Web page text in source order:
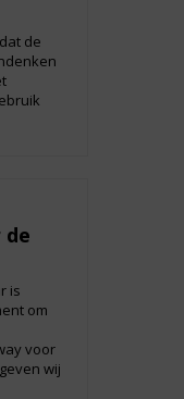
de
is
om
voor
wij